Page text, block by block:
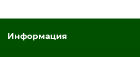
Информация